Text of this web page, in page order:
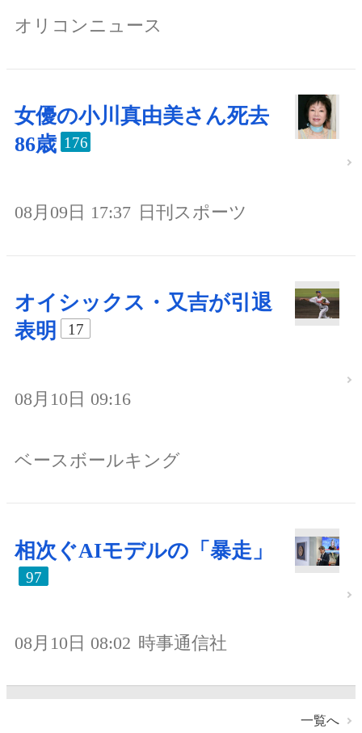
オリコンニュース
女優の小川真由美さん死去
86歳 176
08月09日 17:37 日刊スポーツ
オイシックス・又吉が引退
表明
17
08月10日 09:16
ベースボールキング
相次ぐAIモデルの「暴走」
97
08月10日 08:02 時事通信社
一覧へ